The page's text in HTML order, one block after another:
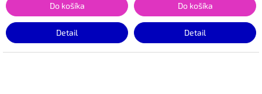
Do košíka
Detail
Do košíka
Detail